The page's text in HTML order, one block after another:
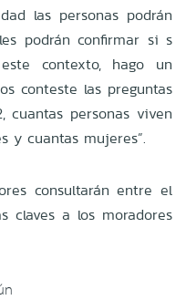
las personas podrán
podrán confirmar si s
contexto, hago un
conteste las preguntas
personas viven
y cuantas mujeres”.
consultarán entre el
claves a los moradores